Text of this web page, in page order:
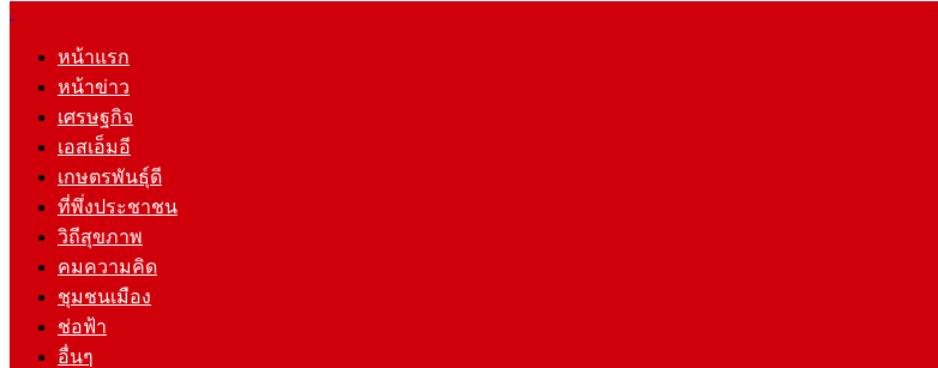
หน้าแรก
หน้าข่าว
เศรษฐกิจ
เอสเอ็มอี
เกษตรพันธุ์ดี
ที่พึ่งประชาชน
วิถีสุขภาพ
คมความคิด
ชุมชนเมือง
ช่อฟ้า
อื่นๆ